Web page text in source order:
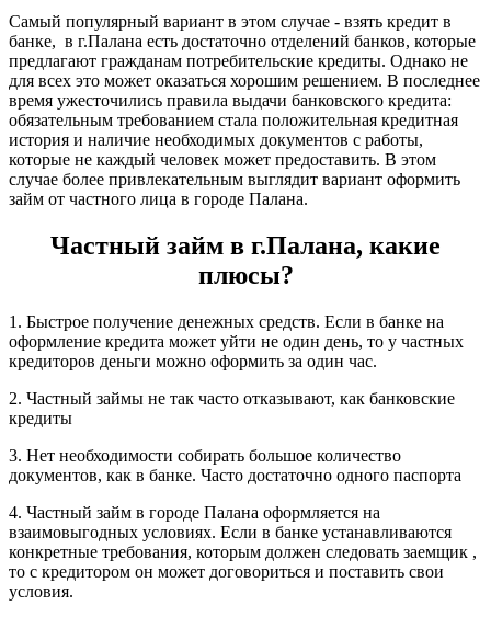
Самый популярный вариант в этом случае - взять кредит в
банке, в г.Палана есть достаточно отделений банков, которые
предлагают гражданам потребительские кредиты. Однако не
для всех это может оказаться хорошим решением. В последнее
время ужесточились правила выдачи банковского кредита:
обязательным требованием стала положительная кредитная
история и наличие необходимых документов с работы,
которые не каждый человек может предоставить. В этом
случае более привлекательным выглядит вариант оформить
займ от частного лица в городе Палана.
Частный займ в г.Палана, какие
плюсы?
1. Быстрое получение денежных средств. Если в банке на
оформление кредита может уйти не один день, то у частных
кредиторов деньги можно оформить за один час.
2. Частный займы не так часто отказывают, как банковские
кредиты
3. Нет необходимости собирать большое количество
документов, как в банке. Часто достаточно одного паспорта
4. Частный займ в городе Палана оформляется на
взаимовыгодных условиях. Если в банке устанавливаются
конкретные требования, которым должен следовать заемщик ,
то с кредитором он может договориться и поставить свои
условия.